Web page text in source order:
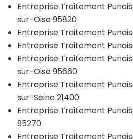
Entreprise Traitement
sur-Oise 95820
Entreprise Traitement
Entreprise Traitement
Entreprise Traitement
sur-Oise 95660
Entreprise Traitement
sur-Seine 21400
Entreprise Traitement
95270
Entreprise Traitement